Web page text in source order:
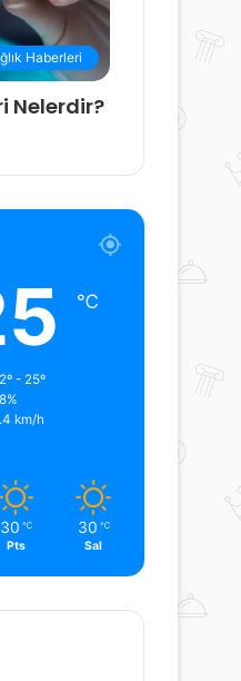
Haberleri
Nelerdir?
℃
- 25º
km/h
30 ℃
Pts
30 ℃
Sal